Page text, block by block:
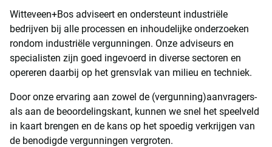
Witteveen+Bos adviseert en ondersteunt industriële
bedrijven bij alle processen en inhoudelijke onderzoeken
rondom industriële vergunningen. Onze adviseurs en
specialisten zijn goed ingevoerd in diverse sectoren en
opereren daarbij op het grensvlak van milieu en techniek.
Door onze ervaring aan zowel de (vergunning)aanvragers-
als aan de beoordelingskant, kunnen we snel het speelveld
in kaart brengen en de kans op het spoedig verkrijgen van
de benodigde vergunningen vergroten.